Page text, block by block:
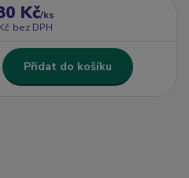
Kč/ks
bez DPH
Přidat do košíku